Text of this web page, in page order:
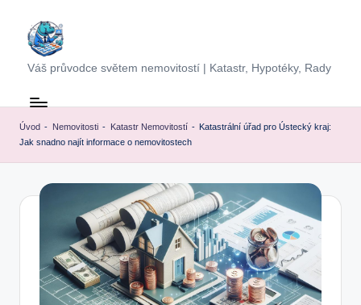
contentVáš průvodce světem nemovitostí | Katastr, Hypotéky, Rady
Úvod - Nemovitosti - Katastr Nemovitostí - Katastrální úřad pro Ústecký kraj:
Jak snadno najít informace o nemovitostech